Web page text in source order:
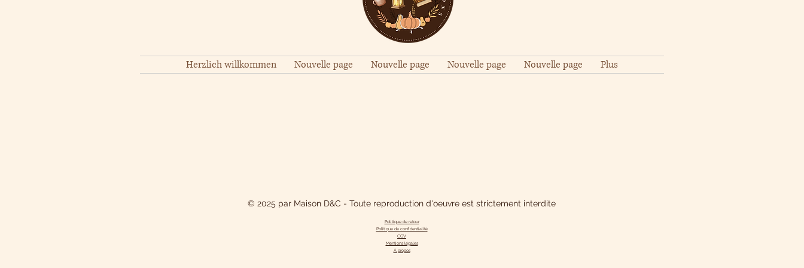
Herzlich willkommen Nouvelle page Nouvelle page Nouvelle page Nouvelle page Plus
© 2025 par Maison D&C - Toute reproduction d'oeuvre est strictement interdite
Politique de retour
Politique de confidentialité
CGV
Mentions légales
À propos